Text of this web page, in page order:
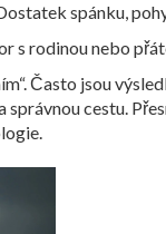
spánku,
s rodinou nebo
Často jsou
cestu.